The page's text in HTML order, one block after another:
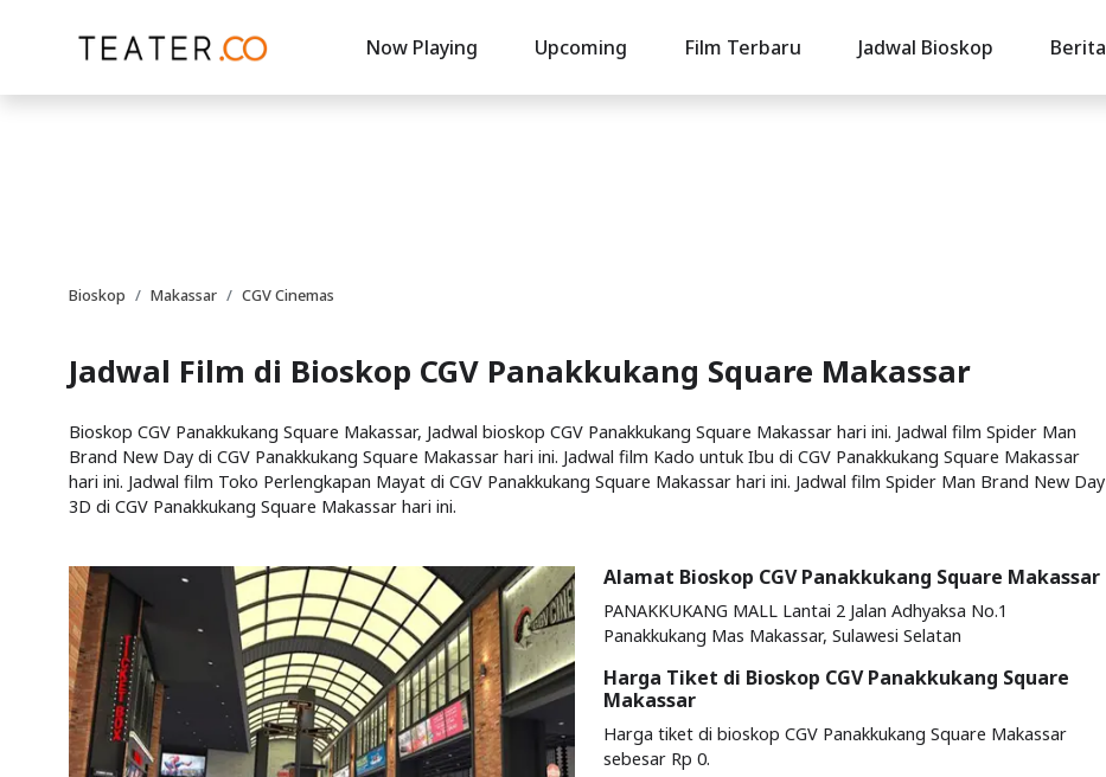
Now Playing Upcoming Film Terbaru Jadwal Bioskop Berita
Bioskop Makassar CGV Cinemas
Jadwal Film di Bioskop CGV Panakkukang Square Makassar
Bioskop CGV Panakkukang Square Makassar, Jadwal bioskop CGV Panakkukang Square Makassar hari ini. Jadwal film Spider Man
Brand New Day di CGV Panakkukang Square Makassar hari ini. Jadwal film Kado untuk Ibu di CGV Panakkukang Square Makassar
hari ini. Jadwal film Toko Perlengkapan Mayat di CGV Panakkukang Square Makassar hari ini. Jadwal film Spider Man Brand New Day
3D di CGV Panakkukang Square Makassar hari ini.
Alamat Bioskop CGV Panakkukang Square Makassar
PANAKKUKANG MALL Lantai 2 Jalan Adhyaksa No.1
Panakkukang Mas Makassar, Sulawesi Selatan
Harga Tiket di Bioskop CGV Panakkukang Square
Makassar
Harga tiket di bioskop CGV Panakkukang Square Makassar
sebesar Rp 0.